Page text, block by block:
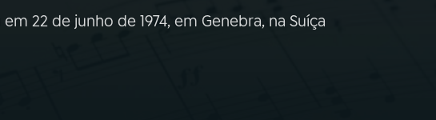
22 de junho de 1974, em Genebra, na Suíça